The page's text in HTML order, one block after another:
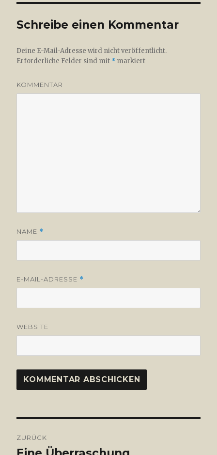
Schreibe einen Kommentar
Deine E-Mail-Adresse wird nicht veröffentlicht.
Erforderliche Felder sind mit * markiert
KOMMENTAR
NAME *
E-MAIL-ADRESSE *
WEBSITE
ZURÜCK
Vorheriger